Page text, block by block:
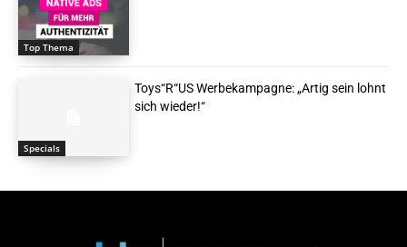
Top Thema
Specials
Toys“R“US Werbekampagne: „Artig sein lohnt
sich wieder!“